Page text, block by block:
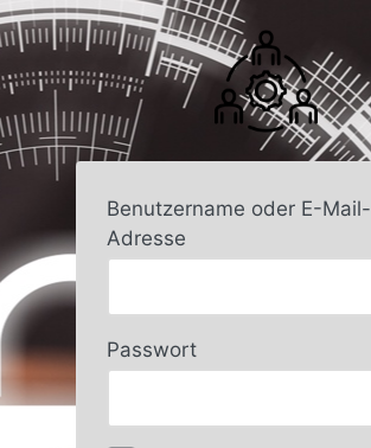
Anmelden
Benutzername oder E-Mail-
Adresse
Passwort